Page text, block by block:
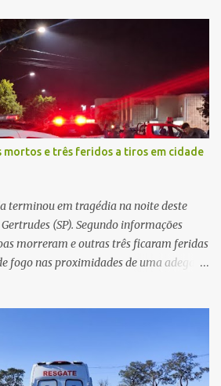
necessário atualizar o cadastro da conta
sobre os procedimentos que deveriam
o golpista enviou um documento em
oficial da instituição financeira.
contato por telefone e encaminhou um
acessá-lo pelo computador para
cadastral. Após realizar o
ficou bloqueada por algumas
o sistema, a vítima tentou
suposto gerente, mas não obteve
mortos e três feridos a tiros em cidade
terminou em tragédia na noite deste
(SP). Segundo informações
morreram e outras três ficaram feridas
fogo nas proximidades de uma adega. O
vítimas morreram ainda no local. Outras
e socorridas. Até o momento, não